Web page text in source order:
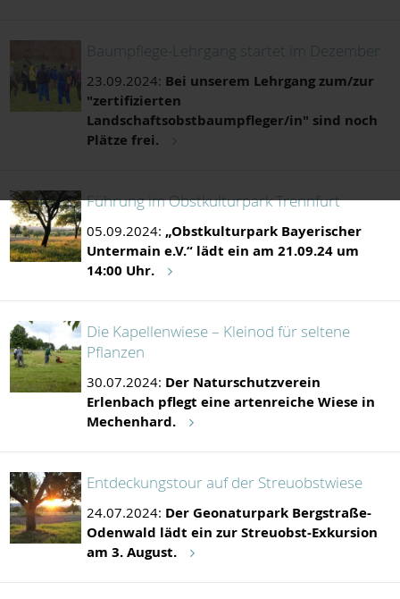
Baumpflege-Lehrgang startet im Dezember
23.09.2024: Bei unserem Lehrgang zum/zur
"zertifizierten
Landschaftsobstbaumpfleger/in" sind noch
Plätze frei.
Führung im Obstkulturpark Trennfurt
05.09.2024: „Obstkulturpark Bayerischer
Untermain e.V.“ lädt ein am 21.09.24 um
14:00 Uhr.
Die Kapellenwiese – Kleinod für seltene
Pflanzen
30.07.2024: Der Naturschutzverein
Erlenbach pflegt eine artenreiche Wiese in
Mechenhard.
Entdeckungstour auf der Streuobstwiese
24.07.2024: Der Geonaturpark Bergstraße-
Odenwald lädt ein zur Streuobst-Exkursion
am 3. August.